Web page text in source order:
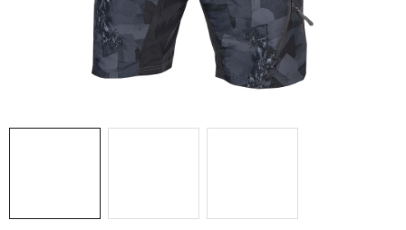
CYKLO Servis